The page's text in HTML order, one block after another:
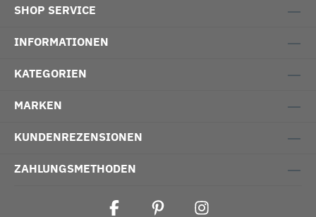
SHOP SERVICE
INFORMATIONEN
KATEGORIEN
MARKEN
KUNDENREZENSIONEN
ZAHLUNGSMETHODEN